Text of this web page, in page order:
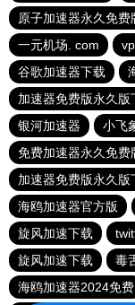
原子加速器永久免费
一元机场. com
谷歌加速器下载
加速器免费版永久版
银河加速器
小飞
免费加速器永久免费
加速器免费版永久版
海鸥加速器官方版
旋风加速下载
旋风加速下载
毒
海鸥加速器2024免费